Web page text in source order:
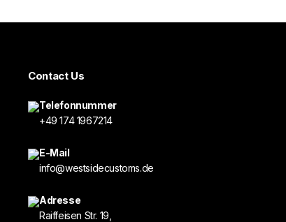
Contact Us
Telefonnummer
+49 174 1967214
E-Mail
info@westsidecustoms.de
Adresse
Raiffeisen Str. 19,